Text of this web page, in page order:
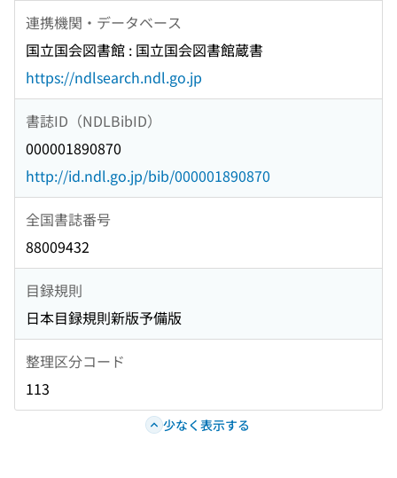
連携機関・データベース
国立国会図書館 : 国立国会図書館蔵書
https://ndlsearch.ndl.go.jp
書誌ID（NDLBibID）
000001890870
http://id.ndl.go.jp/bib/000001890870
全国書誌番号
88009432
目録規則
日本目録規則新版予備版
整理区分コード
113
少なく表示する